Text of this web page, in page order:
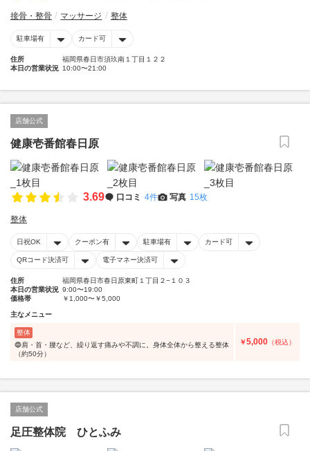
接骨・整骨 マッサージ 整体
駐車場有 カード可
住所
福岡県春日市須玖南１丁目１２２
本日の営業状況 10:00〜21:00
店舗公式
健康壱番館春日原
3.69 口コミ 4件 写真 15枚
整体
日祝OK クーポン有 駐車場有 カード可
QRコード決済可 電子マネー決済可
住所
福岡県春日市春日原東町１丁目２−１０３
本日の営業状況 9:00〜19:00
価格帯
￥1,000〜￥5,000
主なメニュー
整体
🔵肩・首・腰など、繰り返す痛みや不調に。身体全体から整える整体
（約50分）
￥5,000 （税込）
店舗公式
足圧整体院 ひとふみ